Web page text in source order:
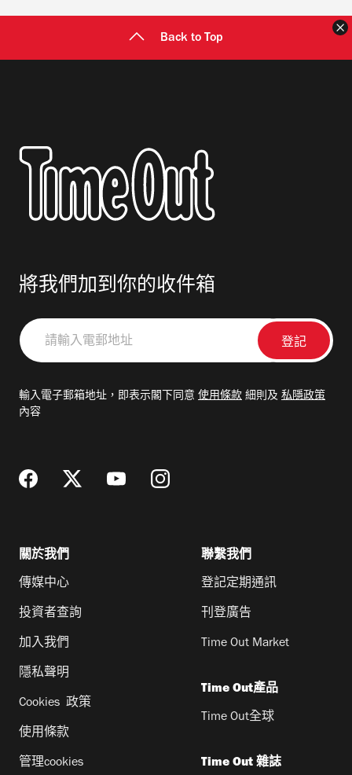
Back to Top
將我們加到你的收件箱
請
輸
郵
輸入電子郵箱地址，即表示閣下同意 使用條款 細則及 私隱政策
內容
關於我們
傳媒中心
投資者查詢
加入我們
隱私聲明
Cookies 政策
使用條款
管理cookies
聯繫我們
登記定期通訊
刊登廣告
Time Out Market
Time Out產品
Time Out全球
Time Out 雜誌